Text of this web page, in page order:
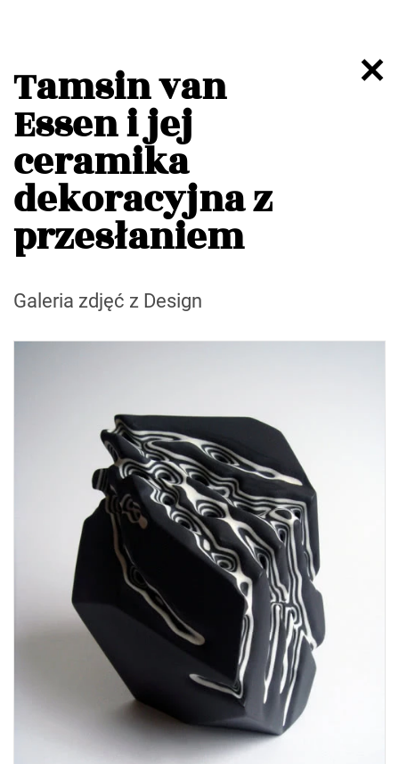
Tamsin van
Essen i jej
ceramika
dekoracyjna z
przesłaniem
Galeria zdjęć z Design